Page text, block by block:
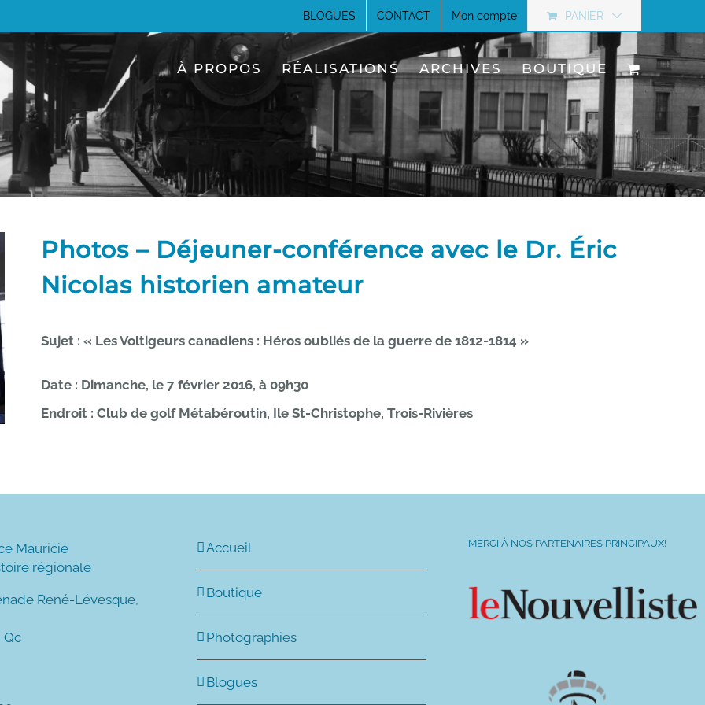
BLOGUES CONTACT Mon compte PANIER
À PROPOS RÉALISATIONS ARCHIVES BOUTIQUE
Photos – Déjeuner-conférence avec le Dr. Éric
Nicolas historien amateur
Sujet : « Les Voltigeurs canadiens : Héros oubliés de la guerre de 1812-1814 »
Date : Dimanche, le 7 février 2016, à 09h30
Endroit : Club de golf Métabéroutin, Ile St-Christophe, Trois-Rivières
Mauricie
régionale
René-Lévesque,
Qc
Accueil
Boutique
Photographies
Blogues
MERCI À NOS PARTENAIRES PRINCIPAUX!